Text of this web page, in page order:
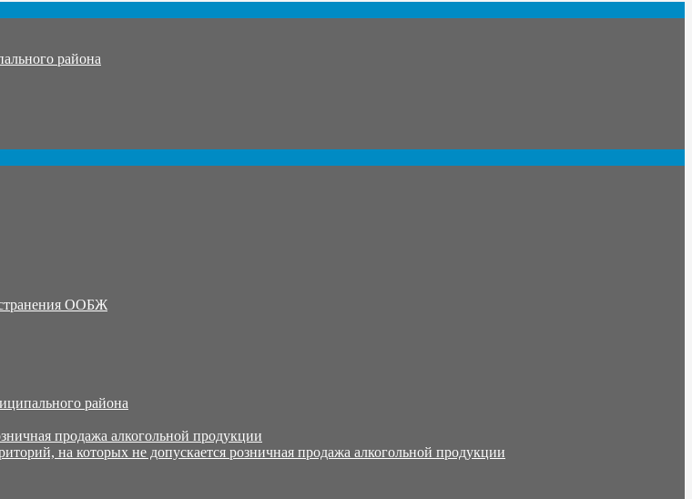
района
ООБЖ
района
продажа алкогольной продукции
на которых не допускается розничная продажа алкогольной продукции